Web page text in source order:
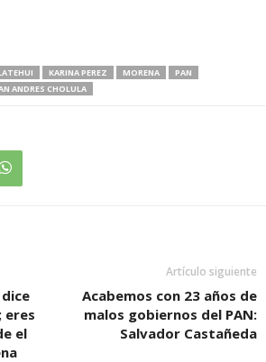
KARINA PEREZ MORENA
PAN
ANDRES CHOLULA
eres
el
Artículo siguiente
Acabemos con 23 años de
malos gobiernos del PAN:
Salvador Castañeda